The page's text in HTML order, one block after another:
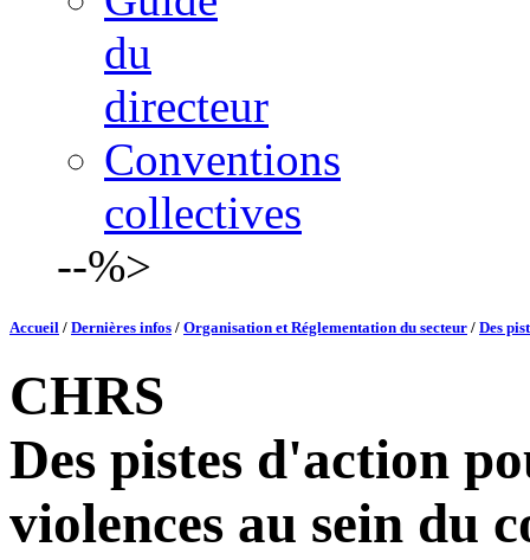
du
directeur
Conventions
collectives
--%>
Accueil / Dernières infos / Organisation et Réglementation du secteur / Des
CHRS
Des pistes d'action
violences au sein du